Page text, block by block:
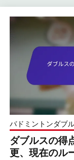
バドミントンダブ
ダブルスの得
更、現在のル